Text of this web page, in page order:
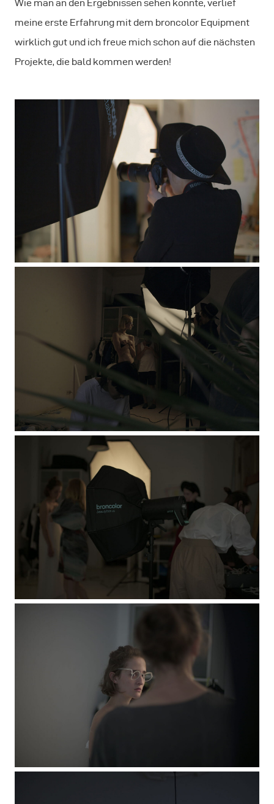
Wie man an den Ergebnissen sehen konnte, verlief
meine erste Erfahrung mit dem broncolor Equipment
wirklich gut und ich freue mich schon auf die nächsten
Projekte, die bald kommen werden!